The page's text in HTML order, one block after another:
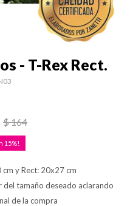
- T-Rex Rect.
$164
15
cm y Rect: 20x27 cm
del tamaño deseado aclarando
de la compra